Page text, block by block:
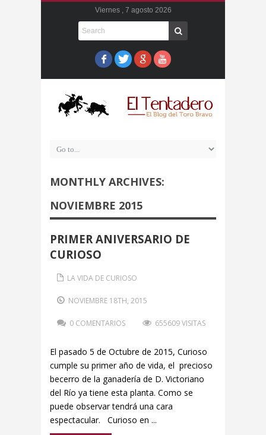
Viernes , 7 agosto 2026
MONTHLY ARCHIVES:
NOVIEMBRE 2015
PRIMER ANIVERSARIO DE
CURIOSO
LA VIDA DE CURIOSO
NOVIEMBRE 18TH, 2015
0 COMENTARIOS 655609 VISITAS
El pasado 5 de Octubre de 2015, Curioso
cumple su primer año de vida, el precioso
becerro de la ganadería de D. Victoriano
del Río ya tiene esta planta. Como se
puede observar tendrá una cara
espectacular. Curioso en ...